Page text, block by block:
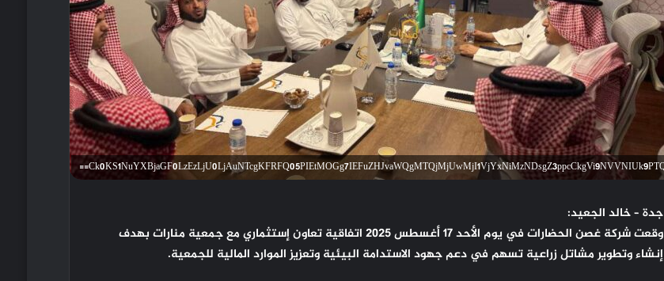
جدة – خالد الجعيد:
وقعت شركة غصن الحضارات في يوم الأحد 17 أغسطس 2025 اتفاقية تعاون إستثماري مع جمعية منارات بهدف
إنشاء وتطوير مشاتل زراعية تسهم في دعم جهود الاستدامة البيئية وتعزيز الموارد المالية للجمعية.